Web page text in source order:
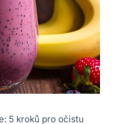
5 kroků pro očistu